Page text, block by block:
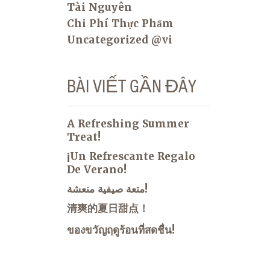
Tài Nguyên
Chi Phí Thực Phẩm
Uncategorized @vi
BÀI VIẾT GẦN ĐÂY
A Refreshing Summer
Treat!
¡Un Refrescante Regalo
De Verano!
متعة صيفية منعشة!
清爽的夏日甜点！
ของขวัญฤดูร้อนที่สดชื่น!